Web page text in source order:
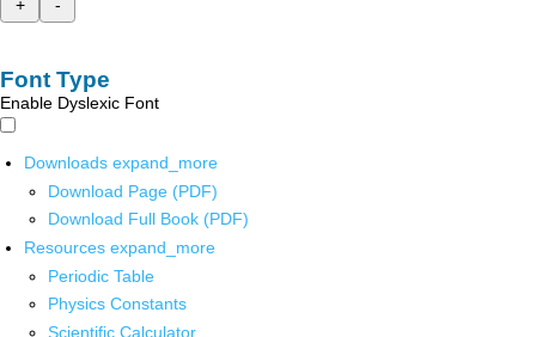
+
-
Font Type
Enable Dyslexic Font
Downloads expand_more
Download Page (PDF)
Download Full Book (PDF)
Resources expand_more
Periodic Table
Physics Constants
Scientific Calculator